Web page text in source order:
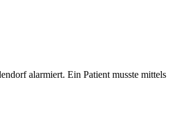
alarmiert. Ein Patient musste mittels